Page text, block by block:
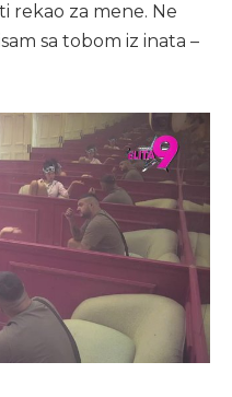
rekao za mene. Ne
sa tobom iz inata –